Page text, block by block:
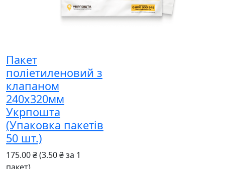
Пакет
поліетиленовий з
клапаном
240x320мм
Укрпошта
(Упаковка пакетів
50 шт.)
175.00 ₴(3.50 ₴ за 1